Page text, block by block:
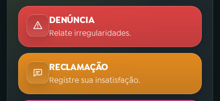
DENÚNCIA
Relate irregularidades.
RECLAMAÇÃO
Registre sua insatisfação.